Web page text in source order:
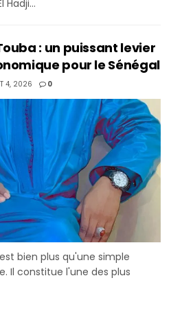
Hadji...
: un puissant levier
pour le Sénégal
4, 2026 0
bien plus qu'une simple
Il constitue l'une des plus